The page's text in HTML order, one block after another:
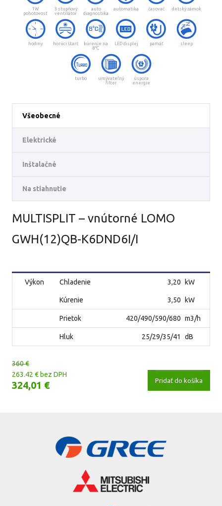
1W
pohotovosť
3 stupňový
ventilátor
auto
diagnostika
automatika časovač detský zámok
hodiny horúci štart
kúrenie na
8°C
LED displej pamäť sleep
turbo
umývateľný
filter
úspora
energie
Všeobecné
Elektrické
Inštalačné
Na stiahnutie
MULTISPLIT – vnútorné LOMO
GWH(12)QB-K6DND6I/I
Výkon Chladenie 3,20 kW
Kúrenie 3,50 kW
Prietok 420/490/590/680 m3/h
Hluk 25/29/35/41 dB
360 €
263.42 € bez DPH
324,01 € Pridať do košíka